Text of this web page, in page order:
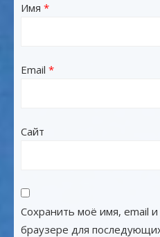
Имя *
Email *
Сайт
Сохранить моё имя, email и
браузере для